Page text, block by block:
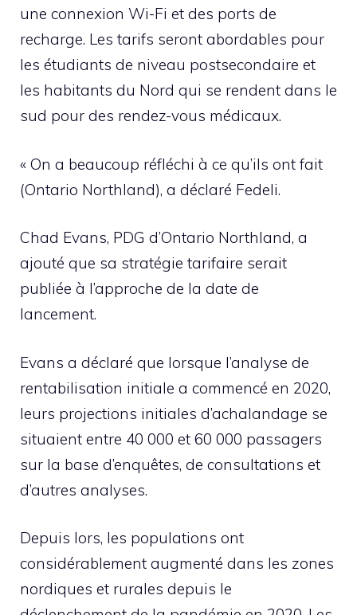
une connexion Wi-Fi et des ports de
recharge. Les tarifs seront abordables pour
les étudiants de niveau postsecondaire et
les habitants du Nord qui se rendent dans le
sud pour des rendez-vous médicaux.
« On a beaucoup réfléchi à ce qu’ils ont fait
(Ontario Northland), a déclaré Fedeli.
Chad Evans, PDG d’Ontario Northland, a
ajouté que sa stratégie tarifaire serait
publiée à l’approche de la date de
lancement.
Evans a déclaré que lorsque l’analyse de
rentabilisation initiale a commencé en 2020,
leurs projections initiales d’achalandage se
situaient entre 40 000 et 60 000 passagers
sur la base d’enquêtes, de consultations et
d’autres analyses.
Depuis lors, les populations ont
considérablement augmenté dans les zones
nordiques et rurales depuis le